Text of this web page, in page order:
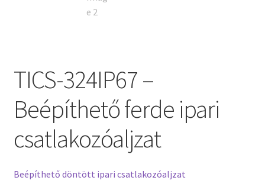
TICS-324IP67 –
Beépíthető ferde ipari
csatlakozóaljzat
Beépíthető döntött ipari csatlakozóaljzat